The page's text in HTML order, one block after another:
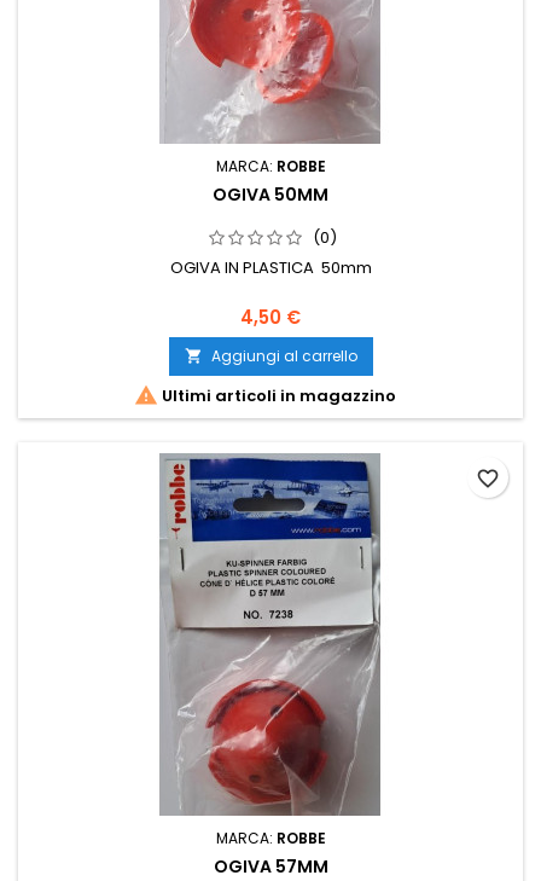
MARCA: ROBBE
OGIVA 50MM
(0)
OGIVA IN PLASTICA 50mm
4,50 €
 Aggiungi al carrello
 Ultimi articoli in magazzino
MARCA: ROBBE
OGIVA 57MM
favorite_border